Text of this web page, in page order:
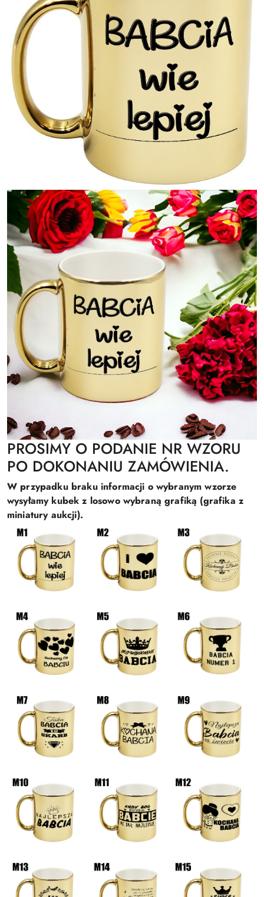
PROSIMY O PODANIE NR WZORU
PO DOKONANIU ZAMÓWIENIA.
W przypadku braku informacji o wybranym wzorze
wysyłamy kubek z losowo wybraną grafiką (grafika z
miniatury aukcji).